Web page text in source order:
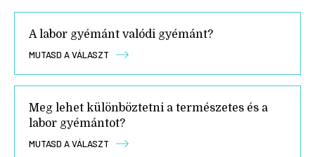
A labor gyémánt valódi gyémánt?
MUTASD A VÁLASZT
Meg lehet különböztetni a természetes és a
labor gyémántot?
MUTASD A VÁLASZT